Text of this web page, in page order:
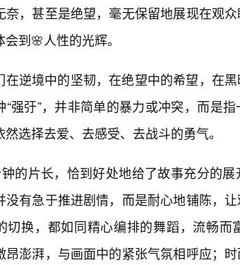
奈，甚至是绝望，毫无保留地展现在观
到🌸人性的光辉。
在逆境中的坚韧，在绝望中的希望，在
“强弙”，并非简单的暴力或冲突，而是
选择去爱、去感受、去战斗的勇气。
的片长，恰到好处地给了故事充分的
没有急于推进剧情，而是耐心地铺陈，
切换，都如同精心编排的舞蹈，流畅而
昂澎湃，与画面中的紧张气氛相呼应；